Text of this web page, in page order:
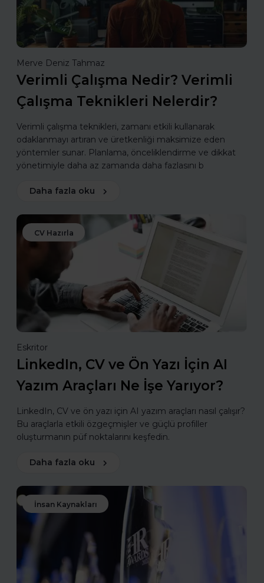
Merve Deniz Tahmaz
Verimli Çalışma Nedir? Verimli
Çalışma Teknikleri Nelerdir?
Verimli çalışma teknikleri, zamanı etkili kullanarak
odaklanmayı artıran ve üretkenliği maksimize eden
yöntemler sunar. Planlama, önceliklendirme ve dikkat
yönetimiyle daha az zamanda daha fazlasını b
Daha fazla oku
CV Hazırla
Eskritor
LinkedIn, CV ve Ön Yazı İçin AI
Yazım Araçları Ne İşe Yarıyor?
LinkedIn, CV ve ön yazı için AI yazım araçları nasıl çalışır?
Bu araçlarla etkili özgeçmişler ve güçlü profiller
oluşturmanın püf noktalarını keşfedin.
Daha fazla oku
İnsan Kaynakları